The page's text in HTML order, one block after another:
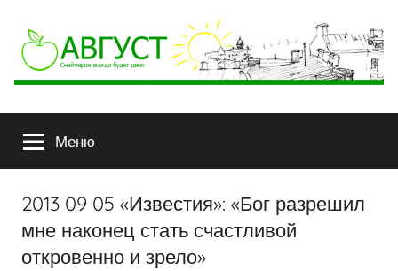
АВГУСТ
будет
двое
Меню
2013 09 05 «Известия»: «Бог разрешил
мне наконец стать счастливой
откровенно и зрело»